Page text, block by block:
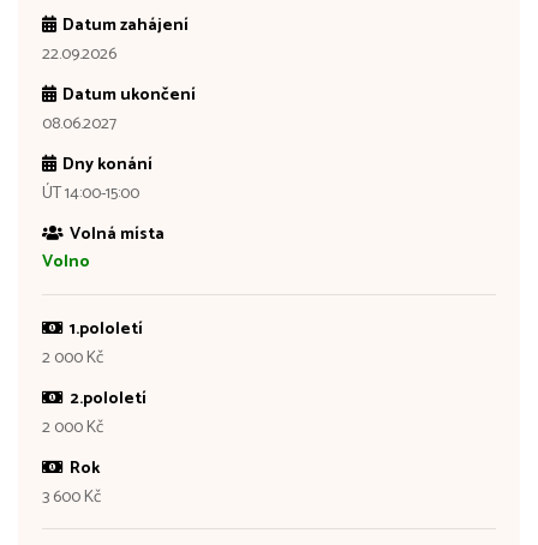
Datum zahájení
22.09.2026
Datum ukončení
08.06.2027
Dny konání
ÚT 14:00-15:00
Volná místa
Volno
1.pololetí
2 000 Kč
2.pololetí
2 000 Kč
Rok
3 600 Kč